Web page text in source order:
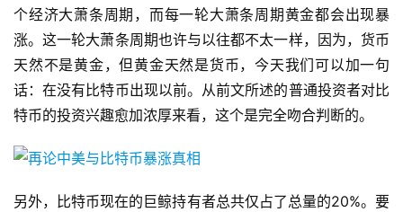
个经济大萧条周期，而每一轮大萧条周期黄金都会出现暴
涨。这一轮大萧条周期也许与以往都不太一样，因为，货币
天然不是黄金，但黄金天然是货币，今天我们可以加一句
话：在没有比特币出现以前。从前文所述的普通投资者对比
特币的投资兴趣愈加浓厚来看，这个是完全吻合判断的。
另外，比特币现在的巨鲸持有者总共仅占了总量的20%。要